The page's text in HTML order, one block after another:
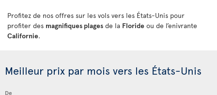
Profitez de nos offres sur les vols vers les États-Unis pour
profiter des magnifiques plages de la Floride ou de l’enivrante
Californie.
Meilleur prix par mois vers les États-Unis
De